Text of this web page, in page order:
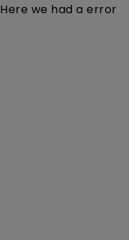
Here we had a error